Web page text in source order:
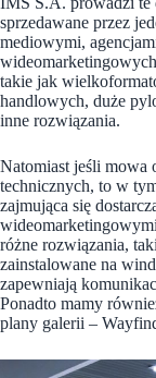
sprzedawane przez
mediowymi,
takie jak
handlowych, duże
inne rozwiązania.
Natomiast jeśli mowa
technicznych, to w
zajmująca się
różne rozwiązania,
zainstalowane na
zapewniają
Ponadto mamy
plany galerii –